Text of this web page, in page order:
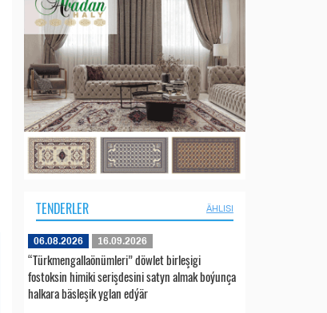
TENDERLER ÄHLISI
06.08.2026 16.09.2026
“Türkmengallaönümleri” döwlet birleşigi
fostoksin himiki serişdesini satyn almak boýunça
halkara bäsleşik yglan edýär